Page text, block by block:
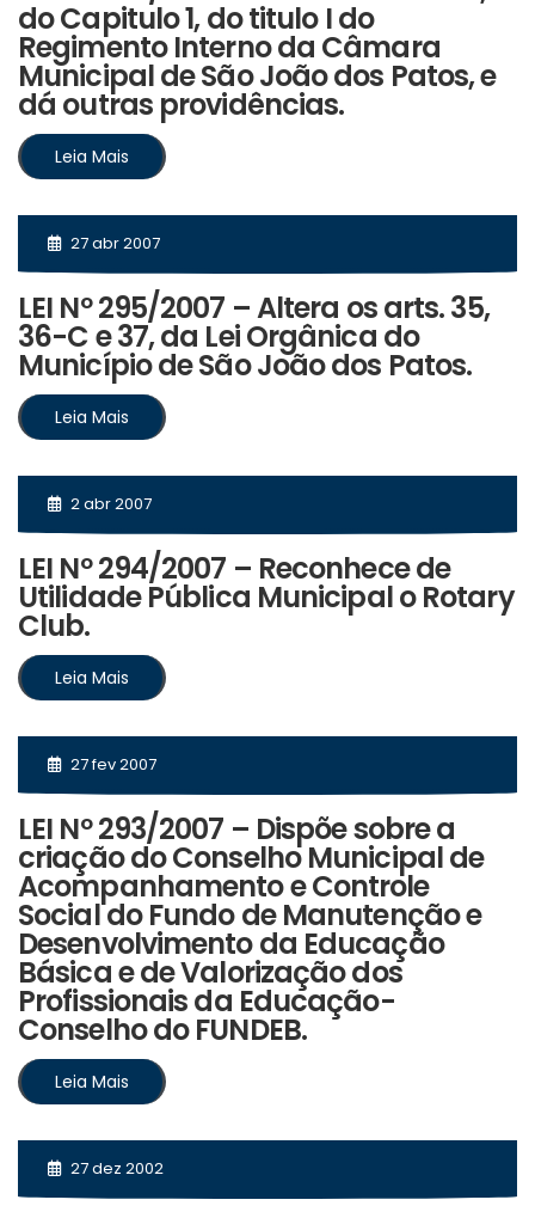
do Capitulo 1, do titulo I do
Regimento Interno da Câmara
Municipal de São João dos Patos, e
dá outras providências.
Leia Mais
27 abr 2007
LEI Nº 295/2007 – Altera os arts. 35,
36-C e 37, da Lei Orgânica do
Município de São João dos Patos.
Leia Mais
2 abr 2007
LEI Nº 294/2007 – Reconhece de
Utilidade Pública Municipal o Rotary
Club.
Leia Mais
27 fev 2007
LEI Nº 293/2007 – Dispõe sobre a
criação do Conselho Municipal de
Acompanhamento e Controle
Social do Fundo de Manutenção e
Desenvolvimento da Educação
Básica e de Valorização dos
Profissionais da Educação-
Conselho do FUNDEB.
Leia Mais
27 dez 2002